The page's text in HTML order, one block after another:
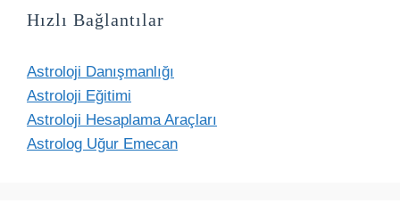
Hızlı Bağlantılar
Astroloji Danışmanlığı
Astroloji Eğitimi
Astroloji Hesaplama Araçları
Astrolog Uğur Emecan